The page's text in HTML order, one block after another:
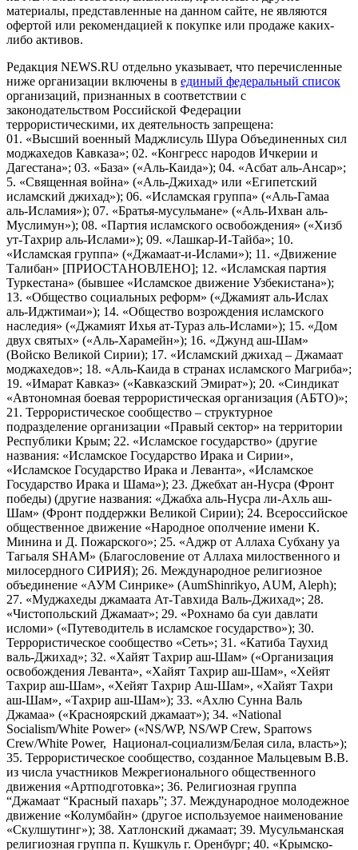
материалы, представленные на данном сайте, не являются
офертой или рекомендацией к покупке или продаже каких-
либо активов.
Редакция NEWS.RU отдельно указывает, что перечисленные
ниже организации включены в единый федеральный список
организаций, признанных в соответствии с
законодательством Российской Федерации
террористическими, их деятельность запрещена:
01. «Высший военный Маджлисуль Шура Объединенных сил
моджахедов Кавказа»; 02. «Конгресс народов Ичкерии и
Дагестана»; 03. «База» («Аль-Каида»); 04. «Асбат аль-Ансар»;
5. «Священная война» («Аль-Джихад» или «Египетский
исламский джихад»); 06. «Исламская группа» («Аль-Гамаа
аль-Исламия»); 07. «Братья-мусульмане» («Аль-Ихван аль-
Муслимун»); 08. «Партия исламского освобождения» («Хизб
ут-Тахрир аль-Ислами»); 09. «Лашкар-И-Тайба»; 10.
«Исламская группа» («Джамаат-и-Ислами»); 11. «Движение
Талибан» [ПРИОСТАНОВЛЕНО]; 12. «Исламская партия
Туркестана» (бывшее «Исламское движение Узбекистана»);
13. «Общество социальных реформ» («Джамият аль-Ислах
аль-Иджтимаи»); 14. «Общество возрождения исламского
наследия» («Джамият Ихья ат-Тураз аль-Ислами»); 15. «Дом
двух святых» («Аль-Харамейн»); 16. «Джунд аш-Шам»
(Войско Великой Сирии); 17. «Исламский джихад – Джамаат
моджахедов»; 18. «Аль-Каида в странах исламского Магриба»;
19. «Имарат Кавказ» («Кавказский Эмират»); 20. «Синдикат
«Автономная боевая террористическая организация (АБТО)»;
21. Террористическое сообщество – структурное
подразделение организации «Правый сектор» на территории
Республики Крым; 22. «Исламское государство» (другие
названия: «Исламское Государство Ирака и Сирии»,
«Исламское Государство Ирака и Леванта», «Исламское
Государство Ирака и Шама»); 23. Джебхат ан-Нусра (Фронт
победы) (другие названия: «Джабха аль-Нусра ли-Ахль аш-
Шам» (Фронт поддержки Великой Сирии); 24. Всероссийское
общественное движение «Народное ополчение имени К.
Минина и Д. Пожарского»; 25. «Аджр от Аллаха Субхану уа
Тагьаля SHAM» (Благословение от Аллаха милоственного и
милосердного СИРИЯ); 26. Международное религиозное
объединение «АУМ Синрике» (AumShinrikyo, AUM, Aleph);
27. «Муджахеды джамаата Ат-Тавхида Валь-Джихад»; 28.
«Чистопольский Джамаат»; 29. «Рохнамо ба суи давлати
исломи» («Путеводитель в исламское государство»); 30.
Террористическое сообщество «Сеть»; 31. «Катиба Таухид
валь-Джихад»; 32. «Хайят Тахрир аш-Шам» («Организация
освобождения Леванта», «Хайят Тахрир аш-Шам», «Хейят
Тахрир аш-Шам», «Хейят Тахрир Аш-Шам», «Хайят Тахри
аш-Шам», «Тахрир аш-Шам»); 33. «Ахлю Сунна Валь
Джамаа» («Красноярский джамаат»); 34. «National
Socialism/White Power» («NS/WP, NS/WP Crew, Sparrows
Crew/White Power, Национал-социализм/Белая сила, власть»);
35. Террористическое сообщество, созданное Мальцевым В.В.
из числа участников Межрегионального общественного
движения «Артподготовка»; 36. Религиозная группа
“Джамаат “Красный пахарь”; 37. Международное молодежное
движение «Колумбайн» (другое используемое наименование
«Скулшутинг»); 38. Хатлонский джамаат; 39. Мусульманская
религиозная группа п. Кушкуль г. Оренбург; 40. «Крымско-